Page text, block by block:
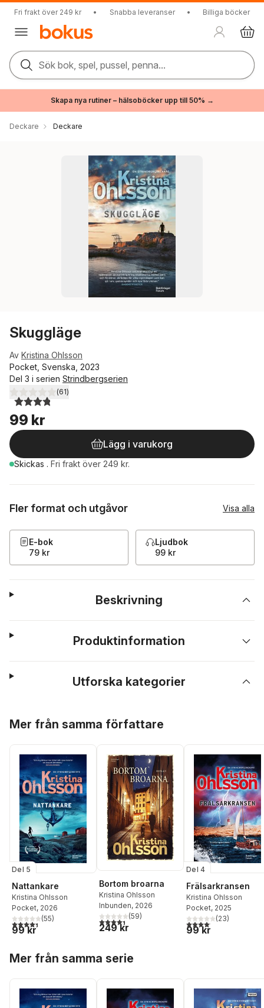
Fri frakt över 249 kr • Snabba leveranser • Billiga böcker
Sök bok, spel, pussel, penna...
Skapa nya rutiner – hälsoböcker upp till 50% →
Deckare Deckare
Skuggläge
Av Kristina Ohlsson
Pocket, Svenska, 2023
Del 3 i serien Strindbergserien
3,8utav 5 stjärnor. Totalt antal röster:
(61)
99 kr
Lägg i varukorg
Skickas . Fri frakt över 249 kr.
Fler format och utgåvor Visa alla
E-bok
79 kr
Ljudbok
99 kr
Beskrivning
Produktinformation
Utforska kategorier
Mer från samma författare
Del 5
Nattankare
Kristina Ohlsson
Pocket, 2026
4,4utav 5 stjärnor. Totalt antal röster:
(55)
99 kr
Bortom broarna
Kristina Ohlsson
Inbunden, 2026
4,4utav 5 stjärnor. Totalt antal röster:
(59)
249 kr
Del 4
Frälsarkransen
Kristina Ohlsson
Pocket, 2025
4,1utav 5 stjärnor.
(23)
99 kr
Mer från samma serie